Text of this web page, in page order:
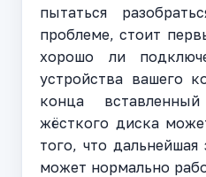
пытаться
проблеме, стоит
хорошо ли
устройства вашего
конца
жёсткого диска
того, что дальнейшая
может нормально